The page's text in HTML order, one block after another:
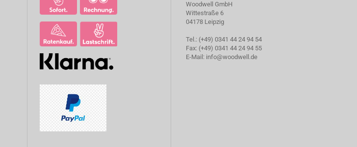
Woodwell GmbH
Wittestraße 6
04178 Leipzig
Tel.: (+49) 0341 44 24 94 54
Fax: (+49) 0341 44 24 94 55
E-Mail: info@woodwell.de